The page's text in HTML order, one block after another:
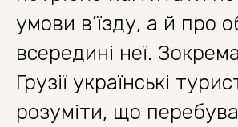
умови в’їзду, а й про
всередині неї.
Грузії українські
розуміти, що